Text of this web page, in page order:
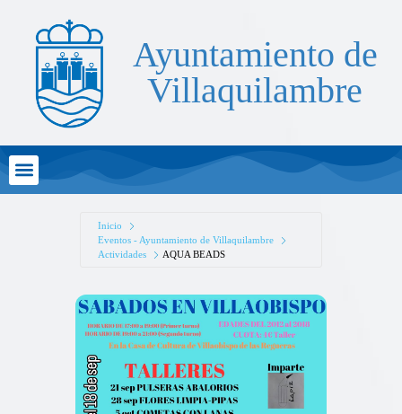
Ayuntamiento de
Villaquilambre
Inicio
Eventos - Ayuntamiento de Villaquilambre
Actividades
AQUA BEADS